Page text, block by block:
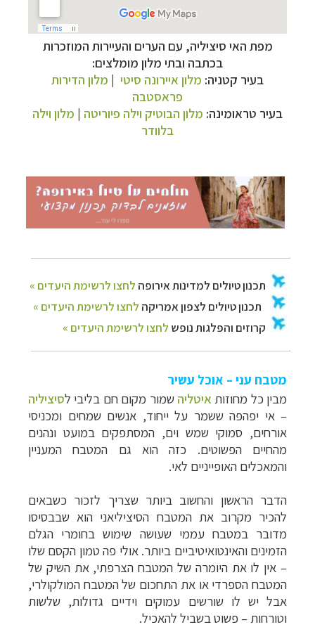
מפת האי סיציליה, עם הערים והעיירות המוזכרות
בכתבה ובתי מלון מומלצים:
בעיר קטניה: מלון איירונה סיטי | מלון הדירות
פראסטבה
בעיר טראומינה: מלון הבוטיק וילה פיוריטה | מלון וילה
בלוודר
תכנוןטיולים למדינות אירופהלחצו לרשימת היעדים »
תכנוןטיולים לצפון אמריקה
לחצו לרשימת היעדים »
קרוזים והפלגות נופשלחצו לרשימת היעדים »
מטבח עני – אוכל עשיר
מבין כל מחוזות איטליה שמור מקום חם בליבי לסיציליה
– אי יפהפה ששמר על ייחוד, אנשים שמחים ומכניסי
אורחים, סמוקי שמש וים, המסתפקים במועט ונהנים
מהחיים הפשוטים. כזה הוא גם המטבח המעניין
והמאכלים האופייניים לאי.
הדבר הראשון והחשוב ביותר שצריך לזכור כשבאים
להכיר מקרוב את המטבח הסיציליאני הוא שבבסיסו
מדובר במטבח עממי שעושה שימוש בחומרי הגלם
הזמינים והאינטואיטיביים ביותר. אולי פה טמון הקסם שלו
– אין לו את היומרה של המטבח הצרפתי, את השיק של
המטבח הספרדי או את התחכום של המטבח המולקולרי,
אבל יש לו שורשים עמוקים וידיים גדולות, שלשות
וטורחות – פשוט בשביל להאכיל.